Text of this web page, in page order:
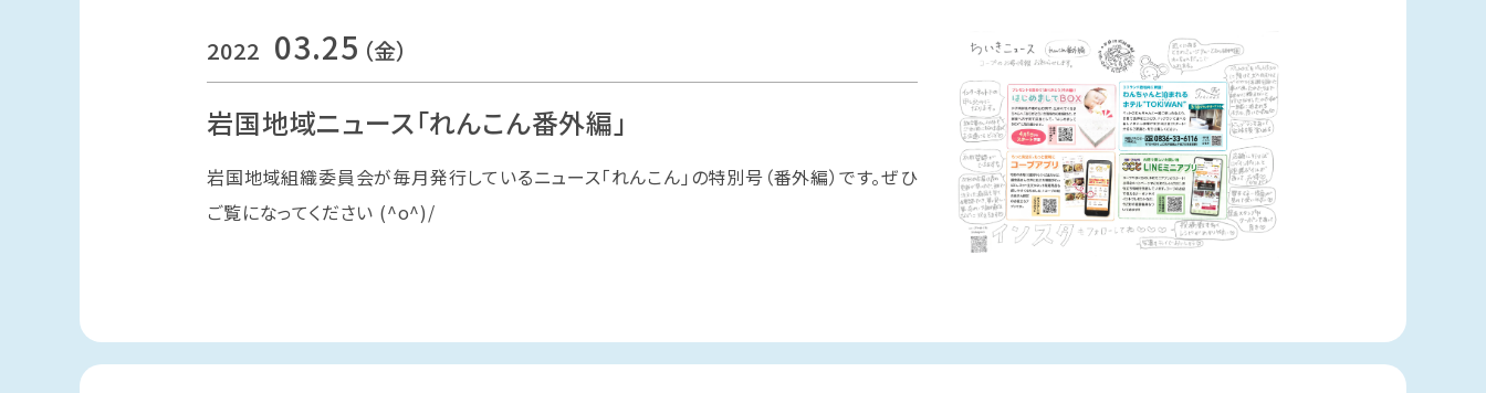
2022 03.25 （金）
岩国地域ニュース「れんこん番外編」
岩国地域組織委員会が毎月発行しているニュース「れんこん」の特別号（番外編）です。ぜひ
ご覧になってください (^o^)/